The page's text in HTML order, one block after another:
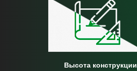
Высота конструкции